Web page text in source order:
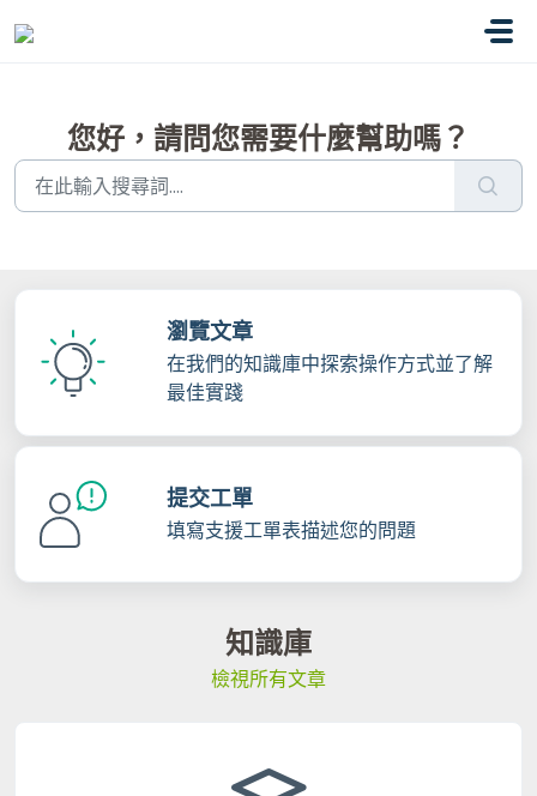
您好，請問您需要什麼幫助嗎？
瀏覽文章
在我們的知識庫中探索操作方式並了解
最佳實踐
提交工單
填寫支援工單表描述您的問題
知識庫
檢視所有文章